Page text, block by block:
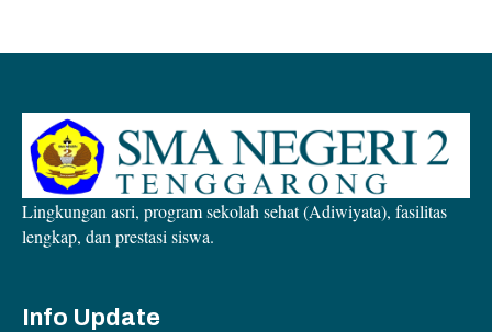
Lingkungan asri, program sekolah sehat (Adiwiyata), fasilitas
lengkap, dan prestasi siswa.
Info Update